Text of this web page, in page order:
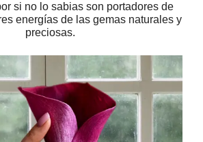
si no lo sabias son portadores de
energías de las gemas naturales y
preciosas.